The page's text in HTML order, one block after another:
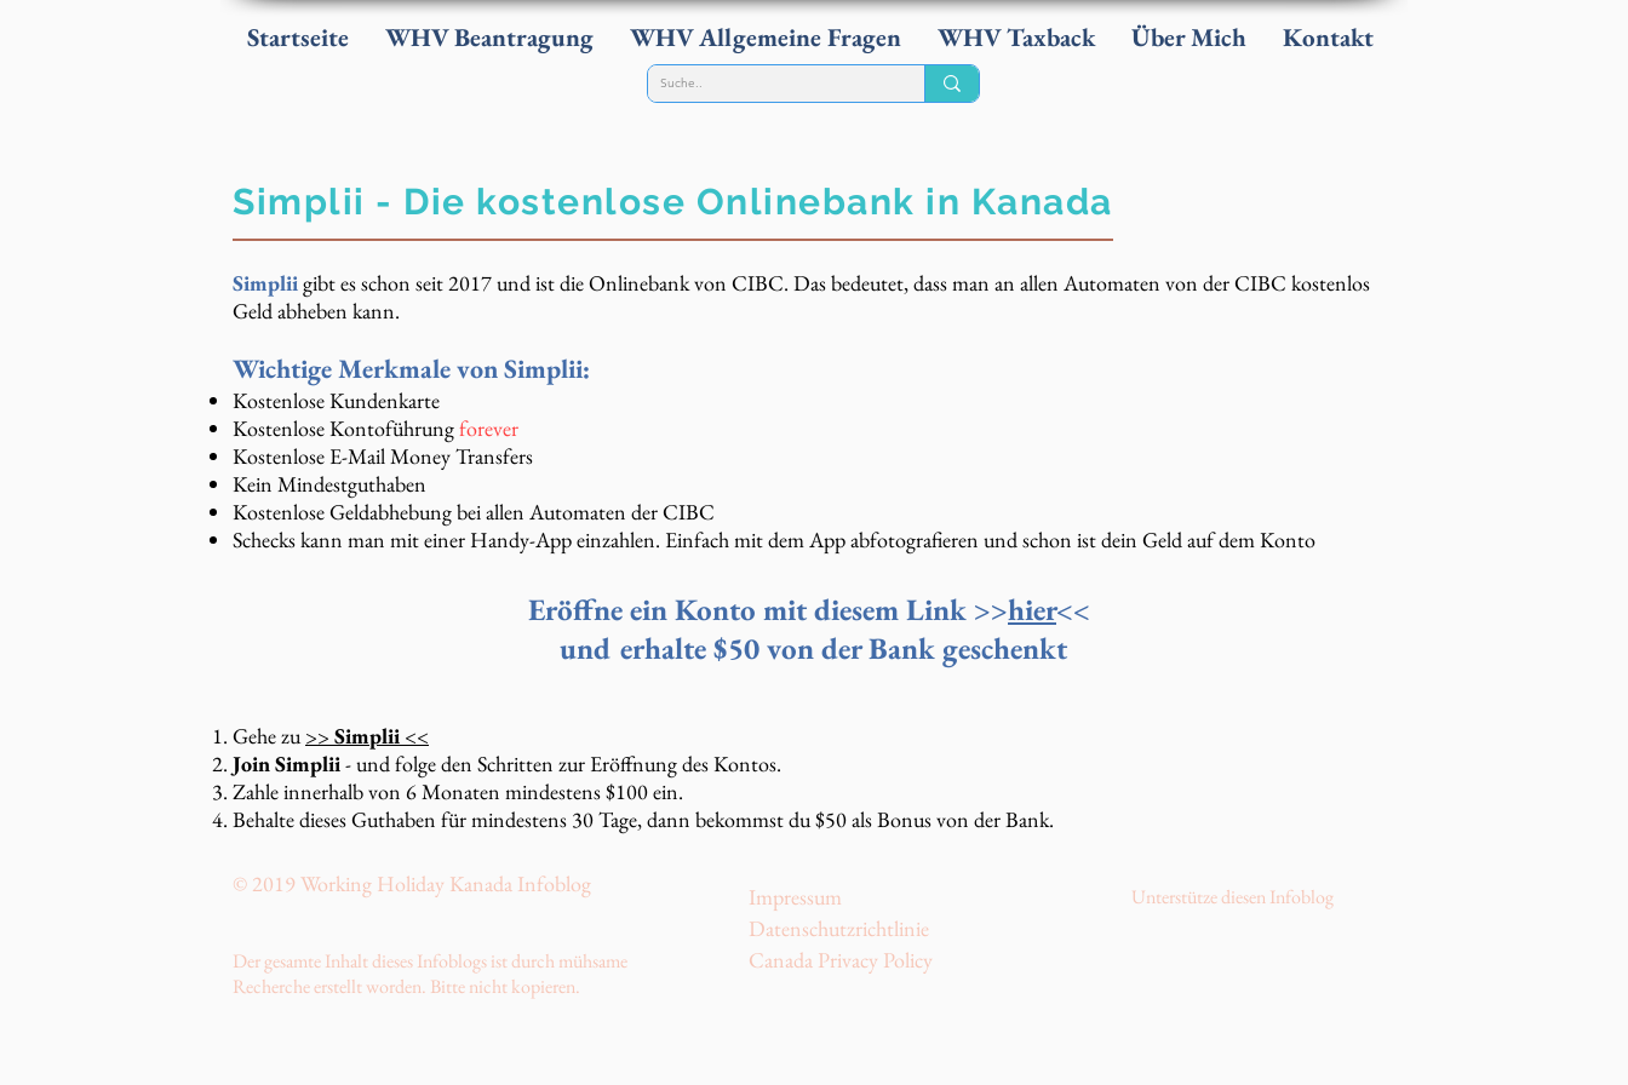
Startseite WHV Beantragung WHV Allgemeine Fragen WHV Taxback Über Mich Kontakt
Simplii - Die kostenlose Onlinebank in Kanada
Simpliigibt es schon seit 2017 und ist die Onlinebank von CIBC. Das bedeutet, dass man an allen Automaten von der CIBC kostenlos
Geld abheben kann.
Wichtige Merkmale von Simplii:
Kostenlose Kundenkarte
Kostenlose Kontoführungforever
Kostenlose E-Mail Money Transfers
Kein Mindestguthaben
Kostenlose Geldabhebung bei allen Automaten der CIBC
Schecks kann man mit einer Handy-App einzahlen. Einfach mit dem App abfotografieren und schon ist dein Geld auf dem Konto
Eröffne ein Konto mit diesem Link >>hier<<
und erhalte $50 von der Bank geschenkt
Gehe zu>> Simplii <<
Join Simplii- und folge den Schritten zur Eröffnung des Kontos.
Zahle innerhalb von 6 Monaten mindestens $100 ein.
Behalte dieses Guthaben für mindestens 30 Tage, dann bekommst du $50 als Bonus von der Bank.
© 2019 Working Holiday Kanada Infoblog
Der gesamte Inhalt dieses Infoblogs ist durch mühsame
Recherche erstellt worden. Bitte nicht kopieren.
Impressum
Datenschutzrichtlinie
Canada Privacy Policy
Unterstütze diesen Infoblog